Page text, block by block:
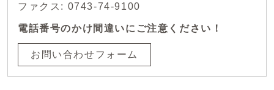
ファクス: 0743-74-9100
電話番号のかけ間違いにご注意ください！
お問い合わせフォーム